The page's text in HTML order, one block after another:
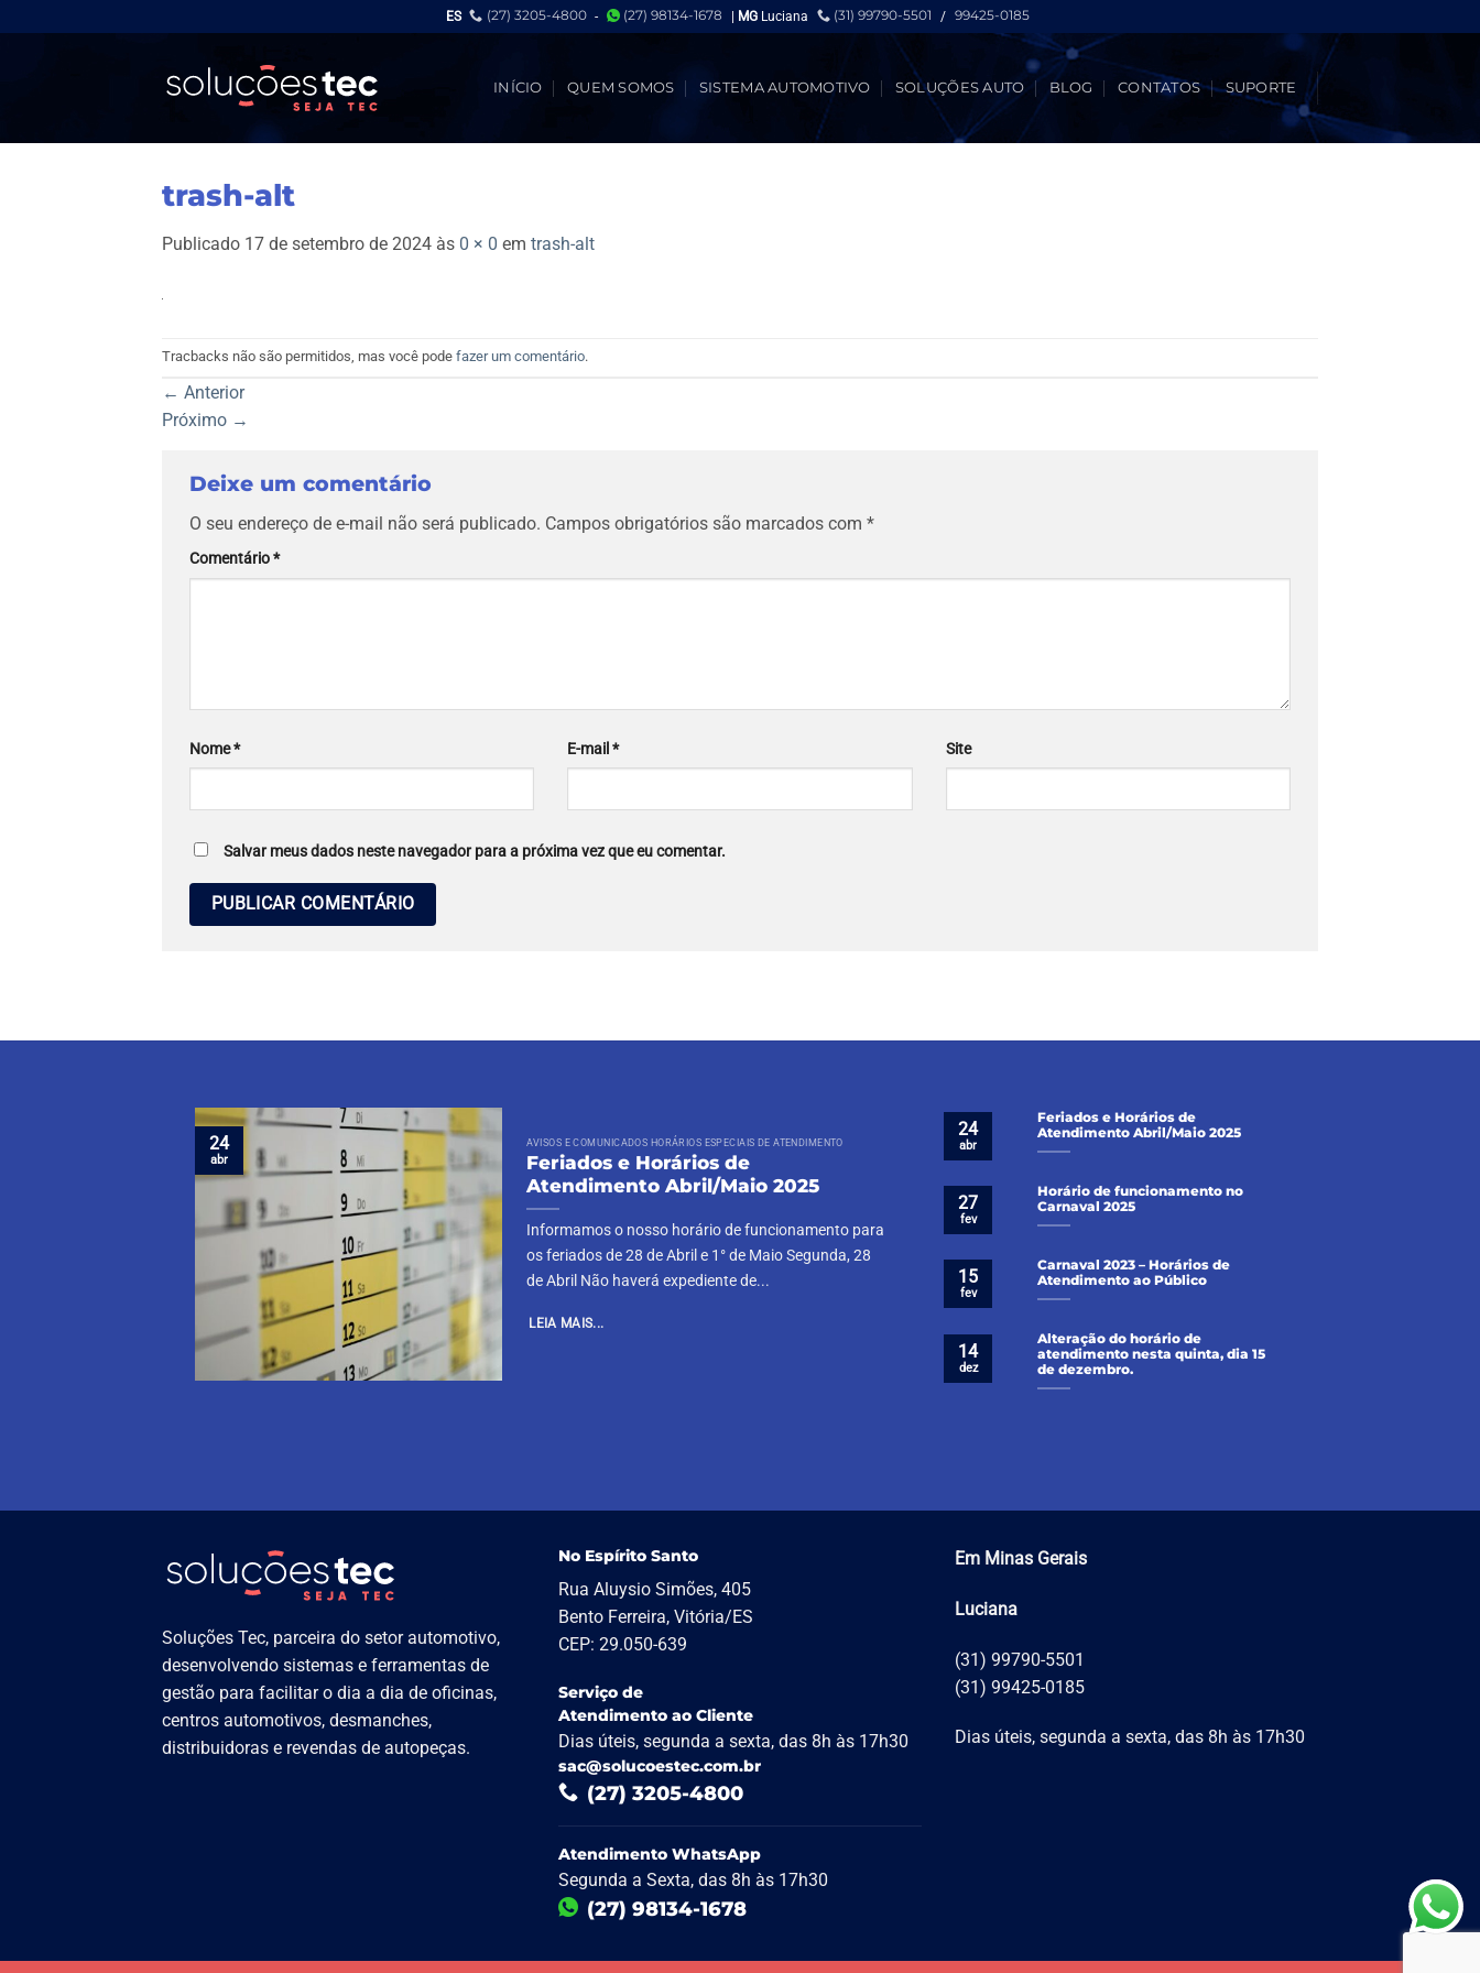
to
ES (27) 3205-4800 - (27) 98134-1678 | MG Luciana (31) 99790-5501 / 99425-0185
INÍCIO QUEM SOMOS SISTEMA AUTOMOTIVO SOLUÇÕES AUTO BLOG CONTATOS SUPORTE
trash-alt
Publicado 17 de setembro de 2024 às 0 × 0 em trash-alt
Tracbacks não são permitidos, mas você pode fazer um comentário.
← Anterior
Próximo →
Deixe um comentário
O seu endereço de e-mail não será publicado. Campos obrigatórios são marcados com *
Comentário*
Nome* E-mail* Site
Salvar meus dados neste navegador para a próxima vez que eu comentar.
AVISOS E COMUNICADOS HORÁRIOS ESPECIAIS DE ATENDIMENTO
Feriados e Horários de
Atendimento Abril/Maio 2025
Informamos o nosso horário de funcionamento para
os feriados de 28 de Abril e 1° de Maio Segunda, 28
de Abril Não haverá expediente de...
LEIA MAIS...
24
abr
Feriados e Horários de
Atendimento Abril/Maio 2025
24
abr
Horário de funcionamento no
Carnaval 2025
27
fev
Carnaval 2023 – Horários de
Atendimento ao Público
15
fev
Alteração do horário de
atendimento nesta quinta, dia 15
de dezembro.
14
dez
Soluções Tec, parceira do setor automotivo,
desenvolvendo sistemas e ferramentas de
gestão para facilitar o dia a dia de oficinas,
centros automotivos, desmanches,
distribuidoras e revendas de autopeças.
No Espírito Santo
Rua Aluysio Simões, 405
Bento Ferreira, Vitória/ES
CEP: 29.050-639
Serviço de
Atendimento ao Cliente
Dias úteis, segunda a sexta, das 8h às 17h30
sac@solucoestec.com.br
(27) 3205-4800
Atendimento WhatsApp
Segunda a Sexta, das 8h às 17h30
(27) 98134-1678
Em Minas Gerais
Luciana
(31) 99790-5501
(31) 99425-0185
Dias úteis, segunda a sexta, das 8h às 17h30